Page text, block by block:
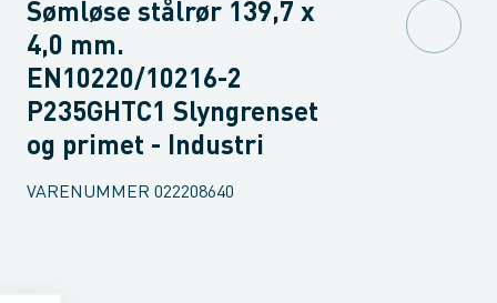
Sømløse stålrør 139,7 x
4,0 mm.
EN10220/10216-2
P235GHTC1 Slyngrenset
og primet - Industri
VARENUMMER 022208640